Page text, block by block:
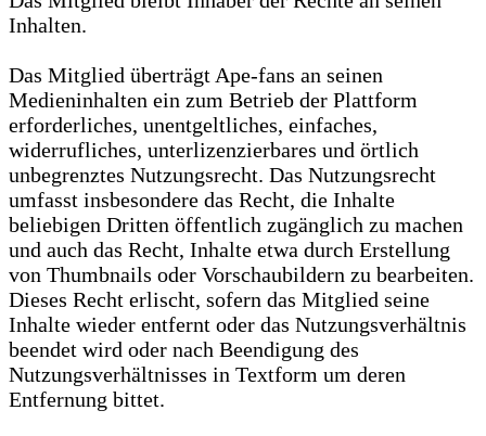
Inhalten.
Das Mitglied überträgt Ape-fans an seinen
Medieninhalten ein zum Betrieb der Plattform
erforderliches, unentgeltliches, einfaches,
widerrufliches, unterlizenzierbares und örtlich
unbegrenztes Nutzungsrecht. Das Nutzungsrecht
umfasst insbesondere das Recht, die Inhalte
beliebigen Dritten öffentlich zugänglich zu machen
und auch das Recht, Inhalte etwa durch Erstellung
von Thumbnails oder Vorschaubildern zu bearbeiten.
Dieses Recht erlischt, sofern das Mitglied seine
Inhalte wieder entfernt oder das Nutzungsverhältnis
beendet wird oder nach Beendigung des
Nutzungsverhältnisses in Textform um deren
Entfernung bittet.